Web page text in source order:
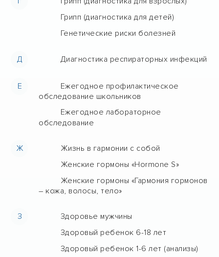
Грипп (диагностика для детей)
Генетические риски болезней
Д Диагностика респираторных инфекций
Е
Ежегодное профилактическое
обследование школьников
Ежегодное лабораторное
обследование
Ж
Жизнь в гармонии с собой
Женские гормоны «Hormone S»
Женские гормоны «Гармония гормонов
– кожа, волосы, тело»
З
Здоровье мужчины
Здоровый ребенок 6-18 лет
Здоровый ребенок 1-6 лет (анализы)